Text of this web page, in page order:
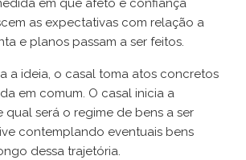
em que afeto e confiança
as expectativas com relação a
e planos passam a ser feitos.
a ideia, o casal toma atos concretos
em comum. O casal inicia a
qual será o regime de bens a ser
contemplando eventuais bens
dessa trajetória.